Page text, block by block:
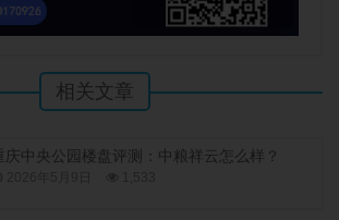
相关文章
庆中央公园楼盘评测：中粮祥云怎么样？